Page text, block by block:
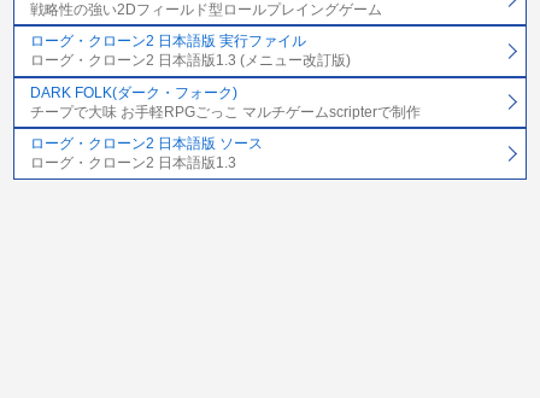
戦略性の強い2Dフィールド型ロールプレイングゲーム
ローグ・クローン2 日本語版 実行ファイル
ローグ・クローン2 日本語版1.3 (メニュー改訂版)
DARK FOLK(ダーク・フォーク)
チープで大味 お手軽RPGごっこ マルチゲームscripterで制作
ローグ・クローン2 日本語版 ソース
ローグ・クローン2 日本語版1.3